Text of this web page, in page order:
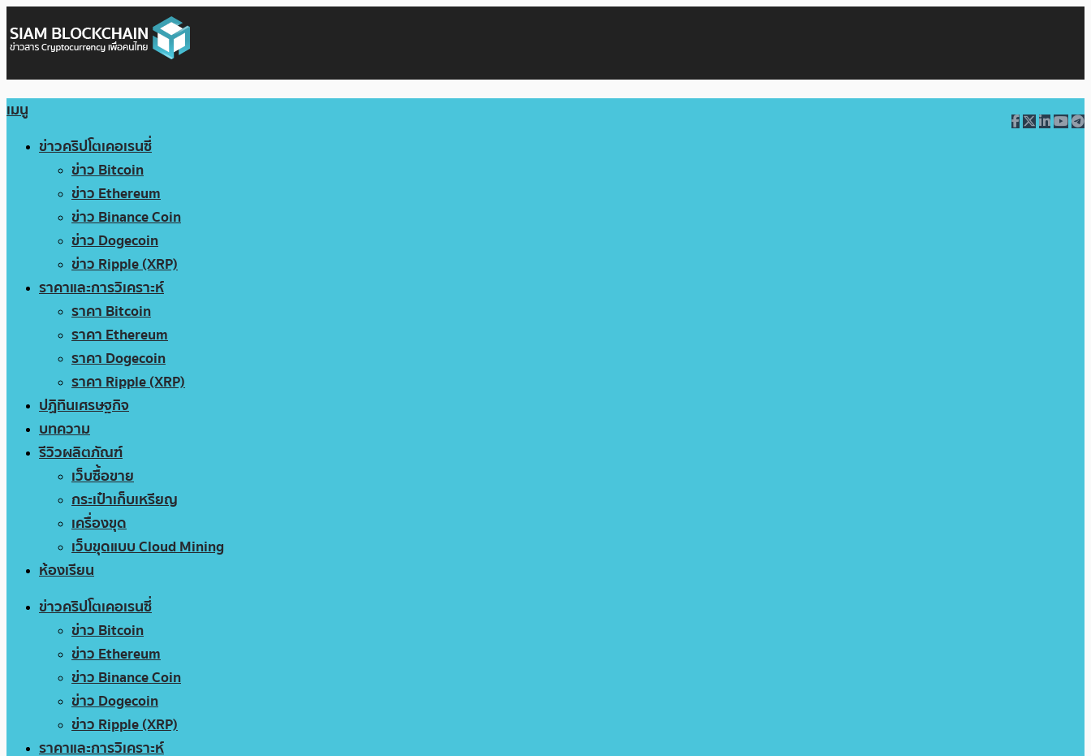
เมนู
ข่าวคริปโตเคอเรนซี่
ข่าว Bitcoin
ข่าว Ethereum
ข่าว Binance Coin
ข่าว Dogecoin
ข่าว Ripple (XRP)
ราคาและการวิเคราะห์
ราคา Bitcoin
ราคา Ethereum
ราคา Dogecoin
ราคา Ripple (XRP)
ปฏิทินเศรษฐกิจ
บทความ
รีวิวผลิตภัณฑ์
เว็บซื้อขาย
กระเป๋าเก็บเหรียญ
เครื่องขุด
เว็บขุดแบบ Cloud Mining
ห้องเรียน
ข่าวคริปโตเคอเรนซี่
ข่าว Bitcoin
ข่าว Ethereum
ข่าว Binance Coin
ข่าว Dogecoin
ข่าว Ripple (XRP)
ราคาและการวิเคราะห์